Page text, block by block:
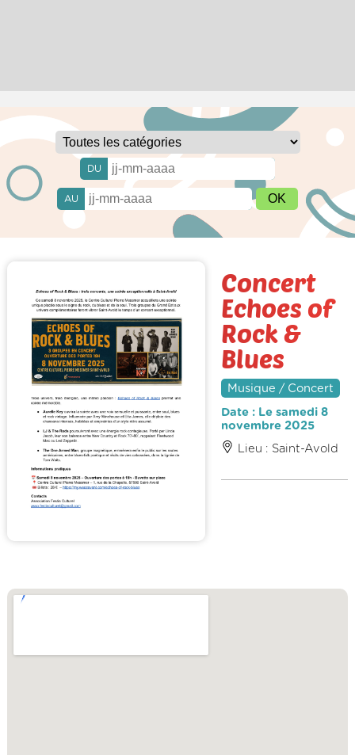
DU
AU
Concert
Echoes of
Rock &
Blues
Musique / Concert
Date : Le samedi 8
novembre 2025
Lieu : Saint-Avold